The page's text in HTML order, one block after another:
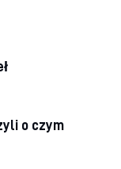
o czym